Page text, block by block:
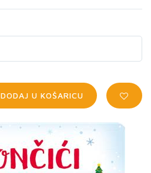
DODAJ U KOŠARICU